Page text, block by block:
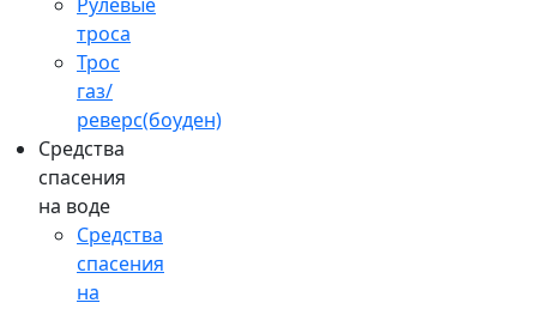
троса
Трос
газ/
реверс(боуден)
Средства
спасения
на воде
Средства
спасения
на